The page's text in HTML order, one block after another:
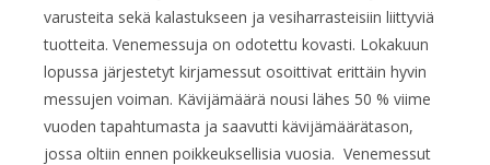
varusteita sekä kalastukseen ja vesiharrasteisiin liittyviä
tuotteita. Venemessuja on odotettu kovasti. Lokakuun
lopussa järjestetyt kirjamessut osoittivat erittäin hyvin
messujen voiman. Kävijämäärä nousi lähes 50 % viime
vuoden tapahtumasta ja saavutti kävijämäärätason,
jossa oltiin ennen poikkeuksellisia vuosia. Venemessut